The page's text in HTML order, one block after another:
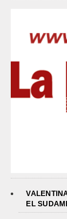
EL